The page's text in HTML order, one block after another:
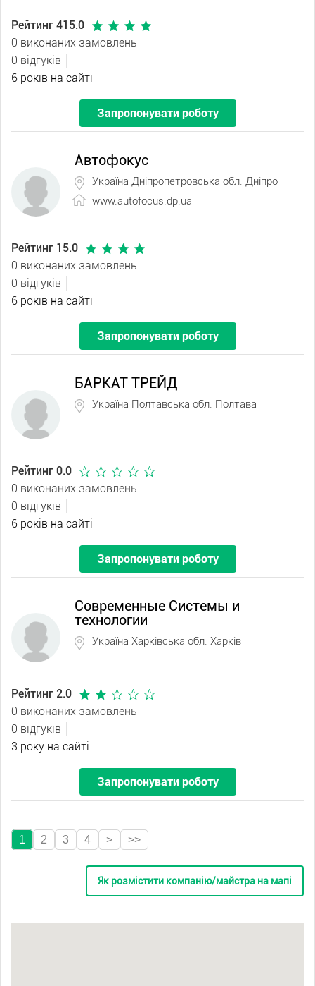
Рейтинг 415.0
0 виконаних замовлень
0 відгуків
6 років на сайті
Запропонувати роботу
Автофокус
Україна Дніпропетровська обл. Дніпро
www.autofocus.dp.ua
Рейтинг 15.0
0 виконаних замовлень
0 відгуків
6 років на сайті
Запропонувати роботу
БАРКАТ ТРЕЙД
Україна Полтавська обл. Полтава
Рейтинг 0.0
0 виконаних замовлень
0 відгуків
6 років на сайті
Запропонувати роботу
Современные Системы и
технологии
Україна Харківська обл. Харків
Рейтинг 2.0
0 виконаних замовлень
0 відгуків
3 року на сайті
Запропонувати роботу
1 2 3 4 > >>
Як розмістити компанію/майстра на мапі